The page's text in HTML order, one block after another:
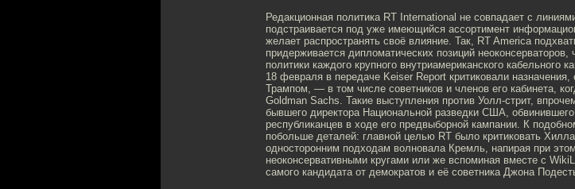
Редакционная политика RT International не совпадает с
подстраивается под уже имеющийся ассортимент
желает распространять своё влияние. Так, RT America
придерживается дипломатических позиций неоконсерваторов,
политики каждого крупного внутриамериканского кабельного
18 февраля в передаче Keiser Report критиковали
Трампом, — в том числе советников и членов его кабинета,
Goldman Sachs. Такие выступления против Уолл-стрит,
бывшего директора Национальной разведки США,
республиканцев в ходе его предвыборной кампании. К
побольше деталей: главной целью RT было критиковать
односторонним подходам волновала Кремль, напирая при
неоконсервативными кругами или же вспоминая вместе с
самого кандидата от демократов и её советника Джона